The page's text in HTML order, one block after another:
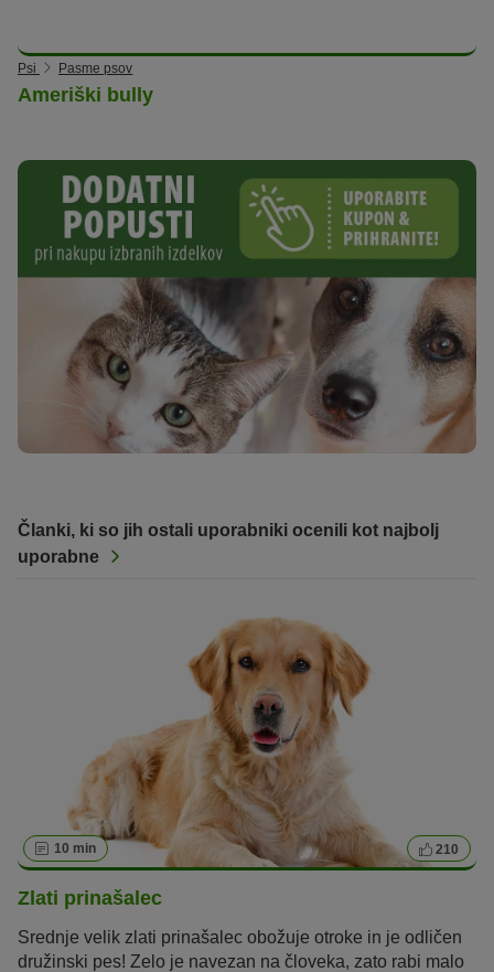
Psi Pasme psov
Ameriški bully
Članki, ki so jih ostali uporabniki ocenili kot najbolj
uporabne
10 min 210
Zlati prinašalec
Srednje velik zlati prinašalec obožuje otroke in je odličen
družinski pes! Zelo je navezan na človeka, zato rabi malo